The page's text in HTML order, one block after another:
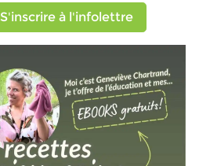
S'inscrire à l'infolettre